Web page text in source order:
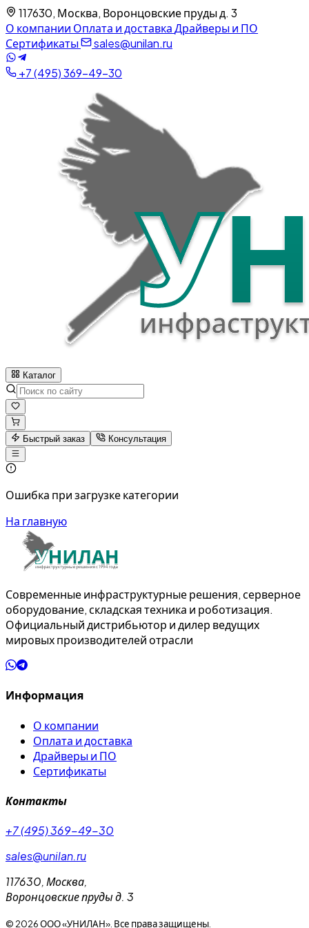
117630, Москва, Воронцовские пруды д. 3
О компании Оплата и доставкаДрайверы и ПО
Сертификаты
sales@unilan.ru
+7 (495) 369-49-30
Каталог
Быстрый заказ Консультация
Ошибка при загрузке категории
На главную
Современные инфраструктурные решения, серверное
оборудование, складская техника и роботизация.
Официальный дистрибьютор и дилер ведущих
мировых производителей отрасли
Информация
О компании
Оплата и доставка
Драйверы и ПО
Сертификаты
Контакты
+7 (495) 369-49-30
sales@unilan.ru
117630, Москва,
Воронцовские пруды д. 3
© 2026ООО «УНИЛАН». Все права защищены.